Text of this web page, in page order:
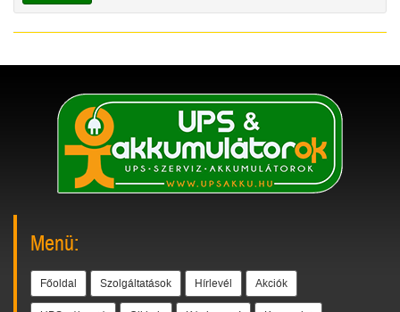
Menü:
Főoldal Szolgáltatások Hírlevél Akciók